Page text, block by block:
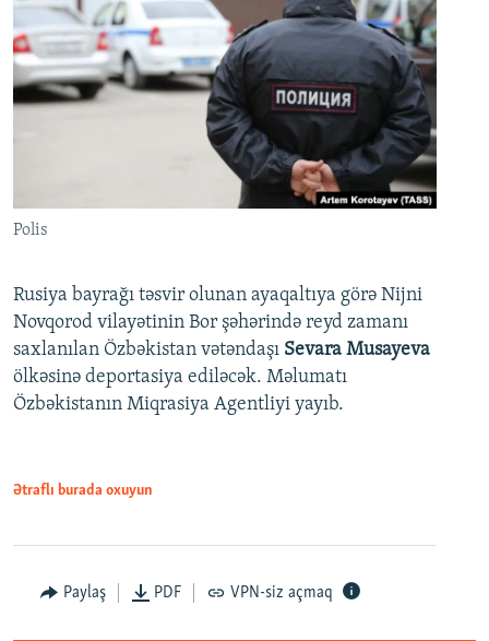
Polis
Rusiya bayrağı təsvir olunan ayaqaltıya görə Nijni
Novqorod vilayətinin Bor şəhərində reyd zamanı
saxlanılan Özbəkistan vətəndaşı Sevara Musayeva
ölkəsinə deportasiya ediləcək. Məlumatı
Özbəkistanın Miqrasiya Agentliyi yayıb.
Ətraflı burada oxuyun
Paylaş PDF VPN-siz açmaq